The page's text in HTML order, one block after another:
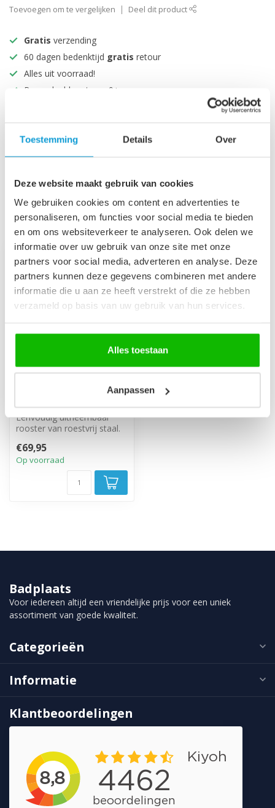
Toestemming Details Over
Deze website maakt gebruik van cookies
We gebruiken cookies om content en advertenties te
personaliseren, om functies voor social media te bieden
en om ons websiteverkeer te analyseren. Ook delen we
informatie over uw gebruik van onze site met onze
partners voor social media, adverteren en analyse. Deze
partners kunnen deze gegevens combineren met andere
informatie die u aan ze heeft verstrekt of die ze hebben
verzameld op basis van uw gebruik van hun services.
Alles toestaan
Aanpassen
Toevoegen om te vergelijken Deel dit product
Gratis verzending
60 dagen bedenktijd gratis retour
Alles uit voorraad!
Beoordeeld met een 9+
Productomschrijving
Recent bekeken
Douchegoot 120 x 7 cm
Eenvoudig uitneembaar
rooster van roestvrij staal.
compleet m...
€69,95
Op voorraad
Badplaats
Voor iedereen altijd een vriendelijke prijs voor een uniek
assortiment van goede kwaliteit.
Categorieën
Informatie
Klantbeoordelingen